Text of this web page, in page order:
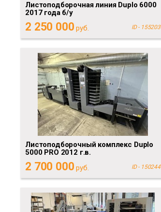
Листоподборочная линия Duplo 6000
2017 года б/у
2 250 000 руб. ID - 155203
Листоподборочный комплекс Duplo
5000 PRO 2012 г.в.
2 700 000 руб. ID - 150244